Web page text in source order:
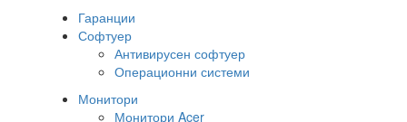
Гаранции
Софтуер
Антивирусен софтуер
Операционни системи
Монитори
Монитори Acer